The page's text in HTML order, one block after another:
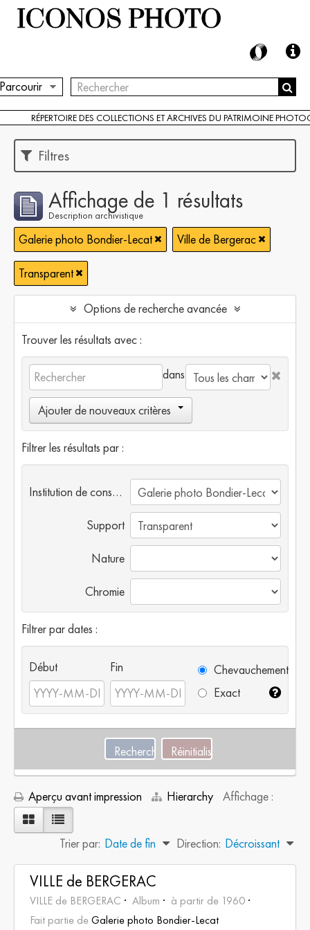
RÉPERTOIRE DES COLLECTIONS ET ARCHIVES DU PATRIMOINE
Filtres
Affichage de 1 résultats
Description archivistique
Galerie photo Bondier-Lecat Ville de Bergerac
Transparent
Options de recherche avancée
Trouver les résultats avec :
dans
Ajouter de nouveaux critères
Filtrer les résultats par :
Institution de conservation
Support
Nature
Chromie
Filtrer par dates :
Début Fin
Chevauchement
Exact
Aperçu avant impression Hierarchy Affichage :
Trier par: Date de fin Direction: Décroissant
VILLE de BERGERAC
VILLE de BERGERAC Album
à partir de 1960
Fait partie deGalerie photo Bondier-Lecat